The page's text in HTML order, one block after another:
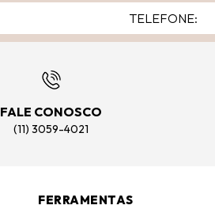
FALE CONOSCO
(11) 3059-4021
FERRAMENTAS